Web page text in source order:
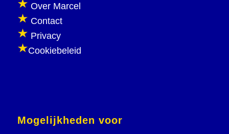
Over Marcel
Contact
Privacy
Cookiebeleid
Mogelijkheden voor